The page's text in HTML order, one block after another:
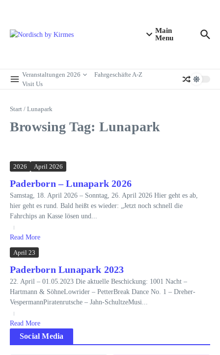
Main
Menu
Veranstaltungen 2026
Fahrgeschäfte A-Z
Visit Us
Start / Lunapark
Browsing Tag: Lunapark
2026 April 2026
Paderborn – Lunapark 2026
Samstag, 18. April 2026 – Sonntag, 26. April 2026 Hier geht es ab,
hier geht es rund. Bald heißt es wieder: „Jetzt noch schnell die
Fahrchips an Kasse lösen und...
Read More
April 23
Paderborn Lunapark 2023
22. April – 01.05.2023 Die aktuelle Beschickung: 1001 Nacht –
Hartmann & SöhneLowrider – PetterBreak Dance No. 1 – Dreher-
VespermannPiratenrutsche – Jahn-SchultzeMusi...
Read More
Social Media